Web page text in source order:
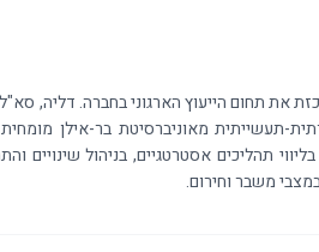
את תחום הייעוץ הארגוני בחברה. דליה,
תעשייתית מאוניברסיטת בר-אילן
תהליכים אסטרטגיים, בניהול שינויים
משבר וחירום.